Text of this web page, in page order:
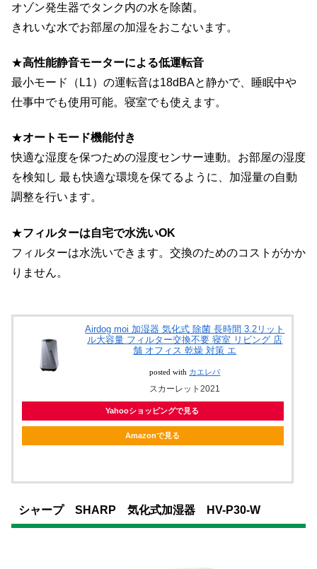
オゾン発生器でタンク内の水を除菌。
きれいな水でお部屋の加湿をおこないます。
★高性能静音モーターによる低運転音
最小モード（L1）の運転音は18dBAと静かで、睡眠中や
仕事中でも使用可能。寝室でも使えます。
★オートモード機能付き
快適な湿度を保つための湿度センサー連動。お部屋の湿度
を検知し 最も快適な環境を保てるように、加湿量の自動
調整を行います。
★フィルターは自宅で水洗いOK
フィルターは水洗いできます。交換のためのコストがかか
りません。
Airdog moi 加湿器 気化式 除菌 長時間 3.2リット
ル大容量 フィルター交換不要 寝室 リビング 店
舗 オフィス 乾燥 対策 エ
posted with カエレバ
スカーレット2021
Yahooショッピングで見る
Amazonで見る
シャープ SHARP 気化式加湿器 HV-P30-W